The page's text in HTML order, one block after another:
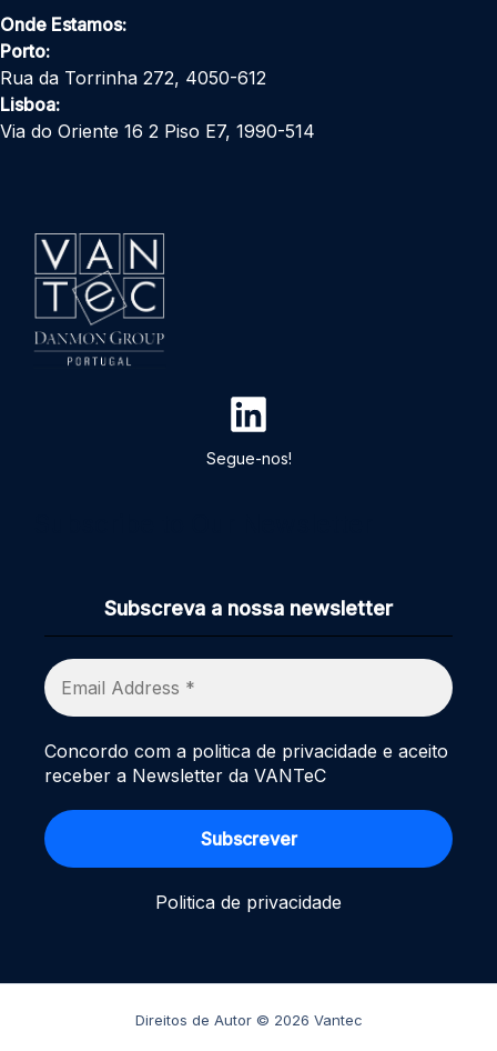
Onde Estamos:
Porto:
Rua da Torrinha 272, 4050-612
Lisboa:
Via do Oriente 16 2 Piso E7, 1990-514
Segue-nos!
Subscreva a nossa newsletter
Concordo com a politica de privacidade e aceito
receber a Newsletter da VANTeC
Politica de privacidade
Direitos de Autor © 2026 Vantec